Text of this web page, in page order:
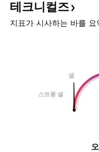
테크니컬즈
지표가 시사하는 바를 요
셀
스트롱 셀